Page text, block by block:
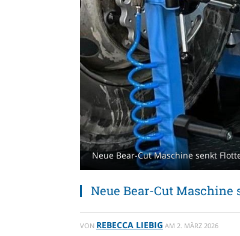
Neue Bear-Cut Maschine senkt
Neue Bear-Cut
VON REBECCA LIEBIG AM 2. MÄRZ 2026